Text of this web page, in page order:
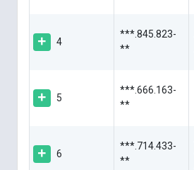
4
***.845.823-
**
5
***.666.163-
**
6
***.714.433-
**